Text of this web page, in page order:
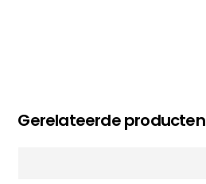
Gerelateerde producten